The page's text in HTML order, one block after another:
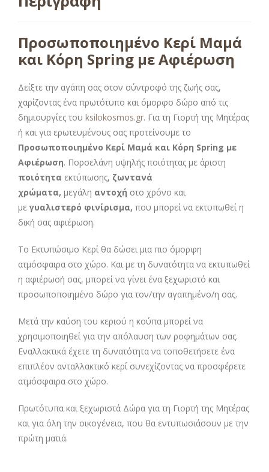
Προσωποποιημένο Κερί Μαμά
και Κόρη Spring με Αφιέρωση
Δείξτε την αγάπη σας στον σύντροφό της ζωής σας,
χαρίζοντας ένα πρωτότυπο και όμορφο δώρο από τις
δημιουργίες του ksilokosmos.gr. Για τη Γιορτή της Μητέρας
ή και για ερωτευμένους σας προτείνουμε το
Προσωποποιημένο Κερί Μαμά και Κόρη Spring με
Αφιέρωση. Πορσελάνη υψηλής ποιότητας με άριστη
ποιότητα εκτύπωσης, ζωντανά
χρώματα, μεγάλη αντοχή στο χρόνο και
με γυαλιστερό φινίρισμα, που μπορεί να εκτυπωθεί η
δική σας αφιέρωση.
Το Εκτυπώσιμο Κερί θα δώσει μια πιο όμορφη
ατμόσφαιρα στο χώρο. Και με τη δυνατότητα να εκτυπωθεί
η αφιέρωσή σας, μπορεί να γίνει ένα ξεχωριστό και
προσωποποιημένο δώρο για τον/την αγαπημένο/η σας.
Μετά την καύση του κεριού η κούπα μπορεί να
χρησιμοποιηθεί για την απόλαυση των ροφημάτων σας.
Εναλλακτικά έχετε τη δυνατότητα να τοποθετήσετε ένα
επιπλέον ανταλλακτικό κερί συνεχίζοντας να προσφέρετε
ατμόσφαιρα στο χώρο.
Πρωτότυπα και ξεχωριστά Δώρα για τη Γιορτή της Μητέρας
και για όλη την οικογένεια, που θα εντυπωσιάσουν με την
πρώτη ματιά.